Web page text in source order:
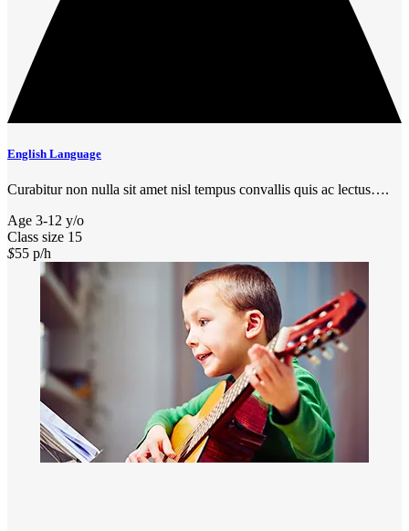
English Language
Curabitur non nulla sit amet nisl tempus convallis quis ac lectus….
Age 3-12 y/o
Class size 15
$55 p/h